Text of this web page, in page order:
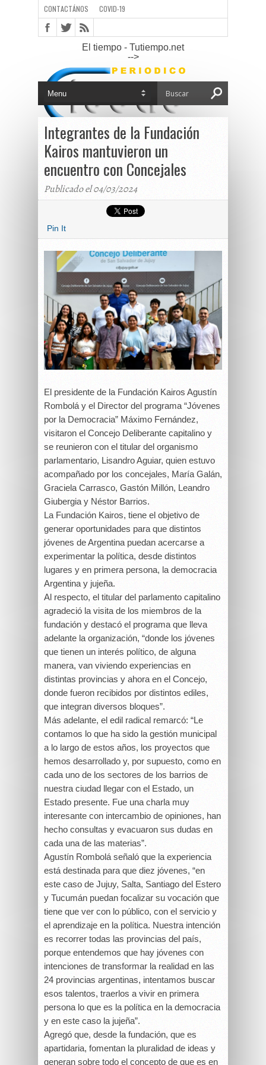
CONTACTÁNOS COVID-19
El tiempo - Tutiempo.net
-->
Integrantes de la Fundación
Kairos mantuvieron un
encuentro con Concejales
Publicado el 04/03/2024
Pin It
El presidente de la Fundación Kairos Agustín
Rombolá y el Director del programa “Jóvenes
por la Democracia” Máximo Fernández,
visitaron el Concejo Deliberante capitalino y
se reunieron con el titular del organismo
parlamentario, Lisandro Aguiar, quien estuvo
acompañado por los concejales, María Galán,
Graciela Carrasco, Gastón Millón, Leandro
Giubergia y Néstor Barrios.
La Fundación Kairos, tiene el objetivo de
generar oportunidades para que distintos
jóvenes de Argentina puedan acercarse a
experimentar la política, desde distintos
lugares y en primera persona, la democracia
Argentina y jujeña.
Al respecto, el titular del parlamento capitalino
agradeció la visita de los miembros de la
fundación y destacó el programa que lleva
adelante la organización, “donde los jóvenes
que tienen un interés político, de alguna
manera, van viviendo experiencias en
distintas provincias y ahora en el Concejo,
donde fueron recibidos por distintos ediles,
que integran diversos bloques”.
Más adelante, el edil radical remarcó: “Le
contamos lo que ha sido la gestión municipal
a lo largo de estos años, los proyectos que
hemos desarrollado y, por supuesto, como en
cada uno de los sectores de los barrios de
nuestra ciudad llegar con el Estado, un
Estado presente. Fue una charla muy
interesante con intercambio de opiniones, han
hecho consultas y evacuaron sus dudas en
cada una de las materias”.
Agustín Rombolá señaló que la experiencia
está destinada para que diez jóvenes, “en
este caso de Jujuy, Salta, Santiago del Estero
y Tucumán puedan focalizar su vocación que
tiene que ver con lo público, con el servicio y
el aprendizaje en la política. Nuestra intención
es recorrer todas las provincias del país,
porque entendemos que hay jóvenes con
intenciones de transformar la realidad en las
24 provincias argentinas, intentamos buscar
esos talentos, traerlos a vivir en primera
persona lo que es la política en la democracia
y en este caso la jujeña”.
Agregó que, desde la fundación, que es
apartidaria, fomentan la pluralidad de ideas y
generan sobre todo el concepto de que es en